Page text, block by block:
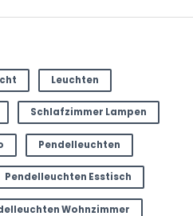
Leuchten
Schlafzimmer Lampen
Pendelleuchten
Pendelleuchten Esstisch
Wohnzimmer